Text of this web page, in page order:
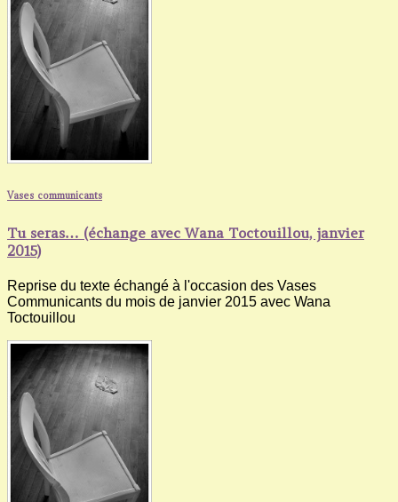
Vases communicants
Tu seras… (échange avec Wana Toctouillou, janvier
2015)
Reprise du texte échangé à l'occasion des Vases
Communicants du mois de janvier 2015 avec Wana
Toctouillou